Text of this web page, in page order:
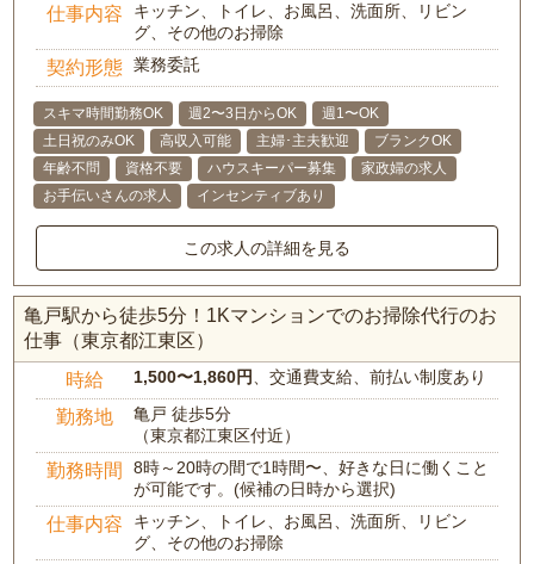
仕事内容
キッチン、トイレ、お風呂、洗面所、リビン
グ、その他のお掃除
契約形態 業務委託
スキマ時間勤務OK 週2〜3日からOK
週1〜OK
土日祝のみOK
高収入可能 主婦･主夫歓迎
ブランクOK
年齢不問
資格不要 ハウスキーパー募集
家政婦の求人
お手伝いさんの求人
インセンティブあり
この求人の詳細を見る
亀戸駅から徒歩5分！1Kマンションでのお掃除代行のお
仕事（東京都江東区）
時給 1,500〜1,860円、交通費支給、前払い制度あり
勤務地
亀戸 徒歩5分
（東京都江東区付近）
勤務時間
8時～20時の間で1時間〜、好きな日に働くこと
が可能です。(候補の日時から選択)
仕事内容
キッチン、トイレ、お風呂、洗面所、リビン
グ、その他のお掃除